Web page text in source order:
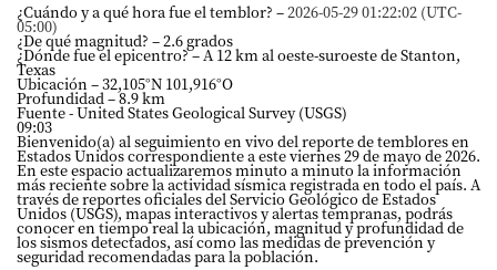
¿Cuándo y a qué hora fue el temblor? –2026-05-29 01:22:02 (UTC-
05:00)
¿De qué magnitud? – 2.6 grados
¿Dónde fue el epicentro? – A 12 km al oeste-suroeste de Stanton,
Texas
Ubicación – 32,105°N 101,916°O
Profundidad – 8.9 km
Fuente - United States Geological Survey (USGS)
09:03
Bienvenido(a) al seguimiento en vivo del reporte de temblores en
Estados Unidos correspondiente a este viernes 29 de mayo de 2026.
En este espacio actualizaremos minuto a minuto la información
más reciente sobre la actividad sísmica registrada en todo el país. A
través de reportes oficiales del Servicio Geológico de Estados
Unidos (USGS), mapas interactivos y alertas tempranas, podrás
conocer en tiempo real la ubicación, magnitud y profundidad de
los sismos detectados, así como las medidas de prevención y
seguridad recomendadas para la población.